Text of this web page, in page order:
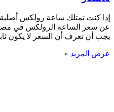
إذا كنت تمتلك ساعة رولكس أصلية
عن سعر الساعة الرولكس في مصر
يجب أن تعرف أن السعر لا يكون
عرض المزيد »